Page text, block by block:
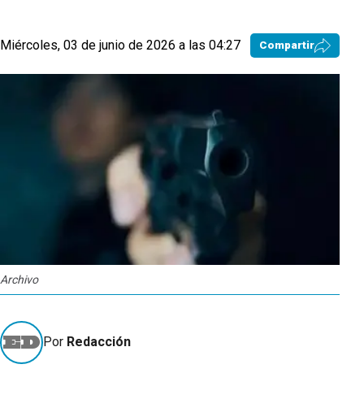
Miércoles, 03 de junio de 2026 a las 04:27 Compartir
Archivo
Por Redacción